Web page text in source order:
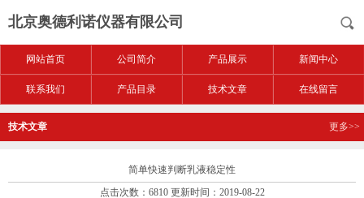
北京奥德利诺仪器有限公司
网站首页 公司简介 产品展示 新闻中心
联系我们 产品目录 技术文章 在线留言
技术文章 更多>>
简单快速判断乳液稳定性
点击次数：6810 更新时间：2019-08-22